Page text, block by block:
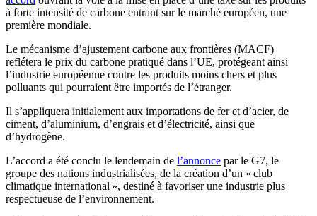
à forte intensité de carbone entrant sur le marché européen, une
première mondiale.
Le mécanisme d’ajustement carbone aux frontières (MACF)
reflétera le prix du carbone pratiqué dans l’UE, protégeant ainsi
l’industrie européenne contre les produits moins chers et plus
polluants qui pourraient être importés de l’étranger.
Il s’appliquera initialement aux importations de fer et d’acier, de
ciment, d’aluminium, d’engrais et d’électricité, ainsi que
d’hydrogène.
L’accord a été conclu le lendemain de l’annonce par le G7, le
groupe des nations industrialisées, de la création d’un « club
climatique international », destiné à favoriser une industrie plus
respectueuse de l’environnement.